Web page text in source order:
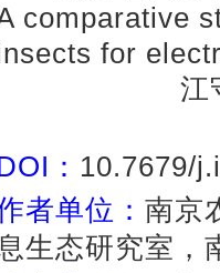
comparative
for
江
： 10.7679/
者单位： 南京
生态研究室，